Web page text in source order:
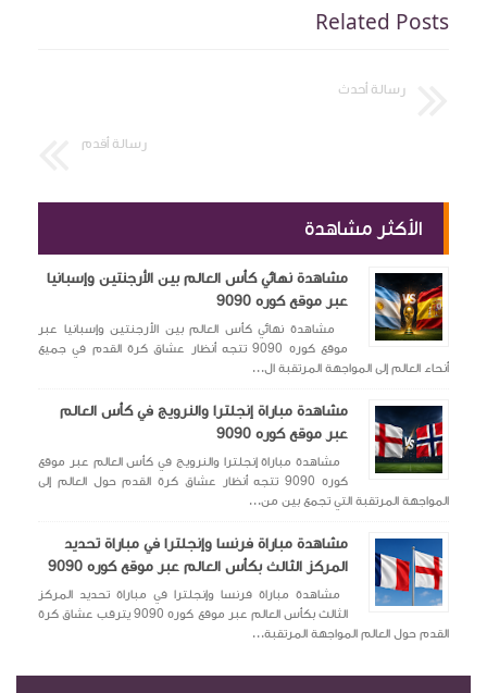
Related Posts
رسالة أحدث
رسالة أقدم
الأكثر مشاهدة
مشاهدة نهائي كأس العالم بين الأرجنتين وإسبانيا
عبر موقع كوره 9090
مشاهدة نهائي كأس العالم بين الأرجنتين وإسبانيا عبر
موقع كوره 9090 تتجه أنظار عشاق كرة القدم في جميع
أنحاء العالم إلى المواجهة المرتقبة ال...
مشاهدة مباراة إنجلترا والنرويج في كأس العالم
عبر موقع كوره 9090
مشاهدة مباراة إنجلترا والنرويج في كأس العالم عبر موقع
كوره 9090 تتجه أنظار عشاق كرة القدم حول العالم إلى
المواجهة المرتقبة التي تجمع بين من...
مشاهدة مباراة فرنسا وإنجلترا في مباراة تحديد
المركز الثالث بكأس العالم عبر موقع كوره 9090
مشاهدة مباراة فرنسا وإنجلترا في مباراة تحديد المركز
الثالث بكأس العالم عبر موقع كوره 9090 يترقب عشاق كرة
القدم حول العالم المواجهة المرتقبة...